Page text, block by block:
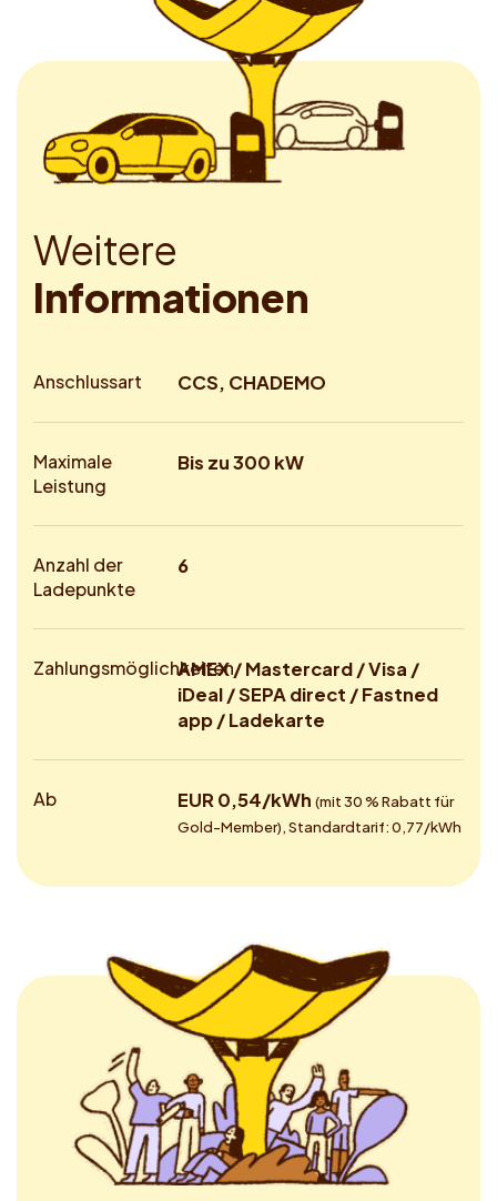
Weitere
Informationen
Anschlussart CCS, CHADEMO
Maximale
Leistung
Bis zu 300 kW
Anzahl der
Ladepunkte
6
ZahlungsmöglichkeitenAMEX / Mastercard / Visa /
iDeal / SEPA direct / Fastned
app / Ladekarte
Ab EUR 0,54/kWh (mit 30 % Rabatt für
Gold-Member), Standardtarif: 0,77/kWh